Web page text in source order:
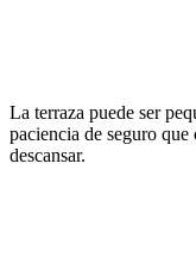
La terraza puede ser
paciencia de seguro
descansar.